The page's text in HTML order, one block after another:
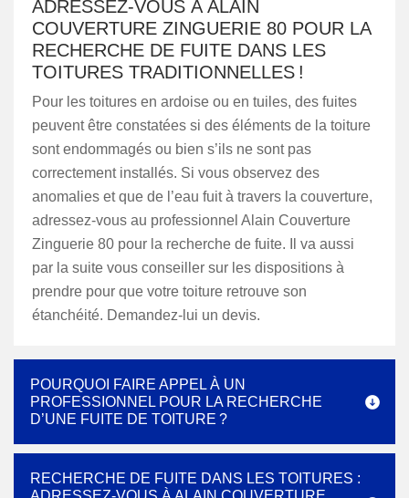
ADRESSEZ-VOUS À ALAIN
COUVERTURE ZINGUERIE 80 POUR LA
RECHERCHE DE FUITE DANS LES
TOITURES TRADITIONNELLES !
Pour les toitures en ardoise ou en tuiles, des fuites
peuvent être constatées si des éléments de la toiture
sont endommagés ou bien s’ils ne sont pas
correctement installés. Si vous observez des
anomalies et que de l’eau fuit à travers la couverture,
adressez-vous au professionnel Alain Couverture
Zinguerie 80 pour la recherche de fuite. Il va aussi
par la suite vous conseiller sur les dispositions à
prendre pour que votre toiture retrouve son
étanchéité. Demandez-lui un devis.
POURQUOI FAIRE APPEL À UN
PROFESSIONNEL POUR LA RECHERCHE
D’UNE FUITE DE TOITURE ?
RECHERCHE DE FUITE DANS LES TOITURES :